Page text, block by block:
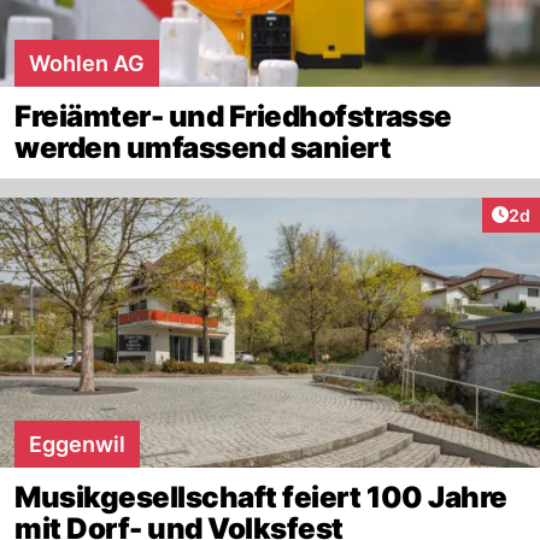
Wohlen AG
Freiämter- und Friedhofstrasse
werden umfassend saniert
2d
Eggenwil
Musikgesellschaft feiert 100 Jahre
mit Dorf- und Volksfest